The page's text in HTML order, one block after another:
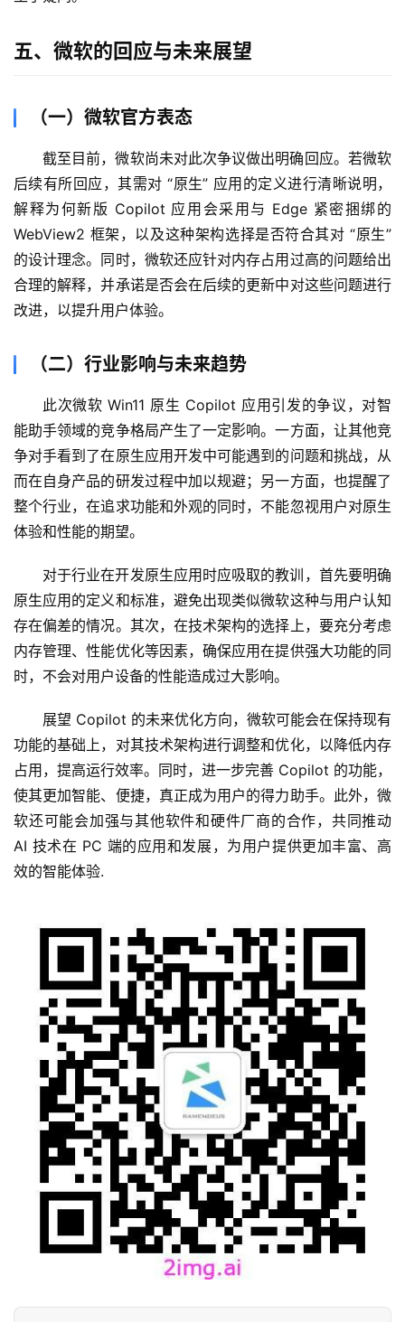
五、微软的回应与未来展望
（一）微软官方表态
截至目前，微软尚未对此次争议做出明确回应。若微软
后续有所回应，其需对 “原生” 应用的定义进行清晰说明，
解释为何新版 Copilot 应用会采用与 Edge 紧密捆绑的
WebView2 框架，以及这种架构选择是否符合其对 “原生”
的设计理念。同时，微软还应针对内存占用过高的问题给出
合理的解释，并承诺是否会在后续的更新中对这些问题进行
改进，以提升用户体验。
（二）行业影响与未来趋势
此次微软 Win11 原生 Copilot 应用引发的争议，对智
能助手领域的竞争格局产生了一定影响。一方面，让其他竞
争对手看到了在原生应用开发中可能遇到的问题和挑战，从
而在自身产品的研发过程中加以规避；另一方面，也提醒了
整个行业，在追求功能和外观的同时，不能忽视用户对原生
体验和性能的期望。
对于行业在开发原生应用时应吸取的教训，首先要明确
原生应用的定义和标准，避免出现类似微软这种与用户认知
存在偏差的情况。其次，在技术架构的选择上，要充分考虑
内存管理、性能优化等因素，确保应用在提供强大功能的同
时，不会对用户设备的性能造成过大影响。
展望 Copilot 的未来优化方向，微软可能会在保持现有
功能的基础上，对其技术架构进行调整和优化，以降低内存
占用，提高运行效率。同时，进一步完善 Copilot 的功能，
使其更加智能、便捷，真正成为用户的得力助手。此外，微
软还可能会加强与其他软件和硬件厂商的合作，共同推动
AI 技术在 PC 端的应用和发展，为用户提供更加丰富、高
效的智能体验.